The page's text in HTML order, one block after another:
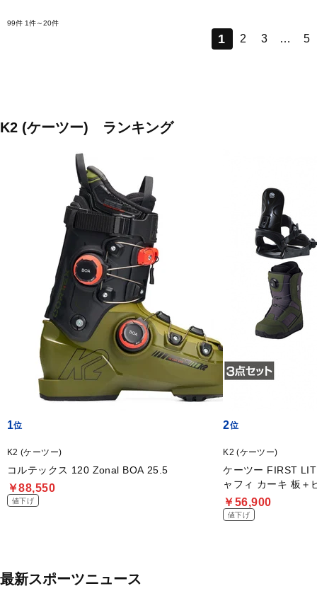
99件 1件～20件
1 2 3 … 5
K2 (ケーツー) ランキング
1
K2 (ケーツー)
コルテックス 120 Zonal BOA 25.5
￥88,550
値下げ
2
K2 (ケーツー)
ケーツー FIRST
ャフィ カーキ 板＋
ト
￥56,900
値下げ
最新スポーツニュース